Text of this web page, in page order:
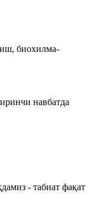
биохилма-
навбатда
- табиат фақат